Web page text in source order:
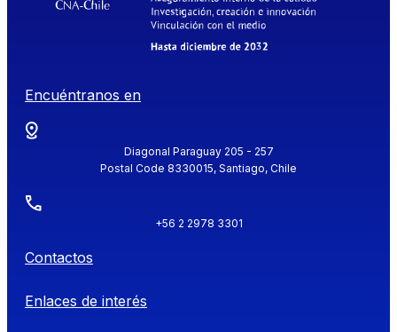
Encuéntranos en
Diagonal Paraguay 205 - 257
Postal Code 8330015, Santiago, Chile
+56 2 2978 3301
Contactos
Enlaces de interés